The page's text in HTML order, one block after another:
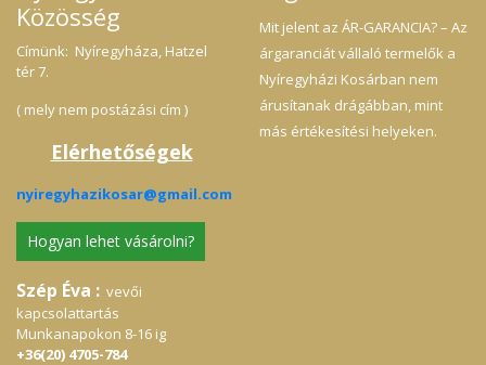
Közösség
Címünk: Nyíregyháza, Hatzel
tér 7.
( mely nem postázási cím )
Elérhetőségek
nyiregyhazikosar@gmail.com
Hogyan lehet vásárolni?
Szép Éva : vevői
kapcsolattartás
Munkanapokon 8-16 ig
+36(20) 4705-784
Mit jelent az ÁR-GARANCIA? – Az
árgaranciát vállaló termelők a
Nyíregyházi Kosárban nem
árusítanak drágábban, mint
más értékesítési helyeken.